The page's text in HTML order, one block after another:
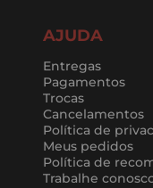
AJUDA
Entregas
Pagamentos
Trocas
Cancelamentos
Política de
Meus pedidos
Política de
Trabalhe